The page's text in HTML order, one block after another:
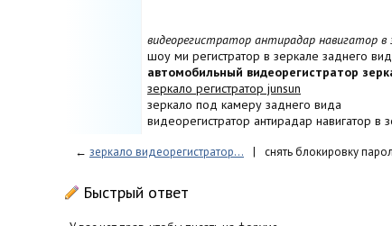
видеорегистратор антирадар навигатор в
шоу ми регистратор в зеркале заднего
автомобильный видеорегистратор
зеркало регистратор junsun
зеркало под камеру заднего вида
видеорегистратор антирадар навигатор в
← зеркало видеорегистратор... | снять блокировку
Быстрый ответ